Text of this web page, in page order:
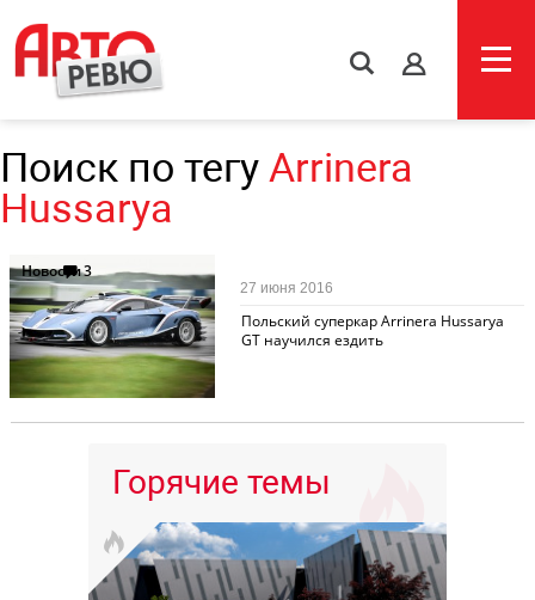
s
Поиск по тегу Arrinera
Hussarya
Новости3
Польский суперкар Arrinera Hussarya
GT научился ездить
27 июня 2016
Горячие темы